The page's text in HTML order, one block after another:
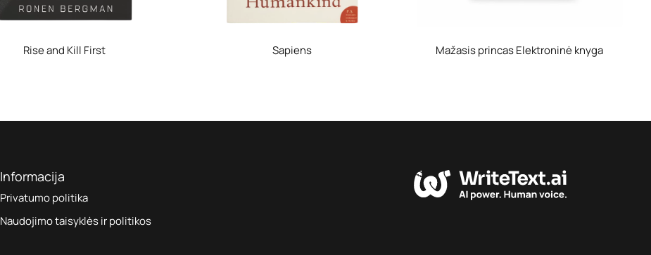
Rise and Kill First Sapiens Mažasis princas Elektroninė knyga
Informacija
Privatumo politika
Naudojimo taisyklės ir politikos